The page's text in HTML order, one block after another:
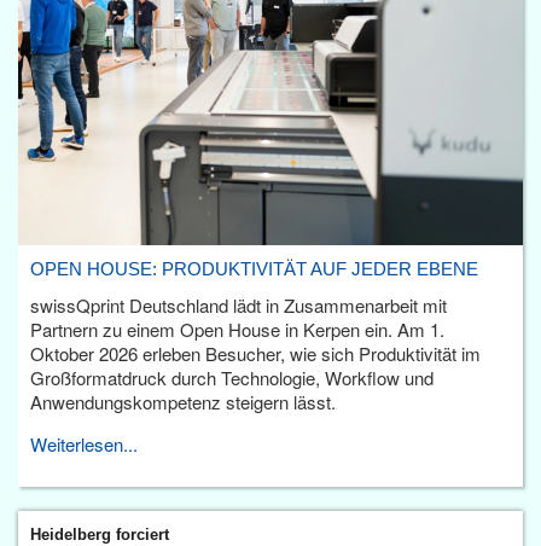
OPEN HOUSE: PRODUKTIVITÄT AUF JEDER EBENE
swissQprint Deutschland lädt in Zusammenarbeit mit
Partnern zu einem Open House in Kerpen ein. Am 1.
Oktober 2026 erleben Besucher, wie sich Produktivität im
Großformatdruck durch Technologie, Workflow und
Anwendungskompetenz steigern lässt.
Weiterlesen...
Heidelberg forciert